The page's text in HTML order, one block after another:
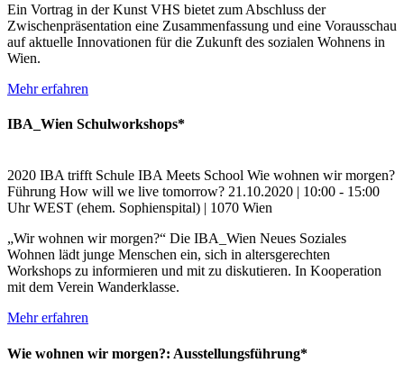
Ein Vortrag in der Kunst VHS bietet zum Abschluss der
Zwischenpräsentation eine Zusammenfassung und eine Vorausschau
auf aktuelle Innovationen für die Zukunft des sozialen Wohnens in
Wien.
Mehr erfahren
IBA_Wien Schulworkshops*
2020 IBA trifft Schule IBA Meets School Wie wohnen wir morgen?
Führung How will we live tomorrow? 21.10.2020 | 10:00 - 15:00
Uhr WEST (ehem. Sophienspital) | 1070 Wien
„Wir wohnen wir morgen?“ Die IBA_Wien Neues Soziales
Wohnen lädt junge Menschen ein, sich in altersgerechten
Workshops zu informieren und mit zu diskutieren. In Kooperation
mit dem Verein Wanderklasse.
Mehr erfahren
Wie wohnen wir morgen?: Ausstellungsführung*